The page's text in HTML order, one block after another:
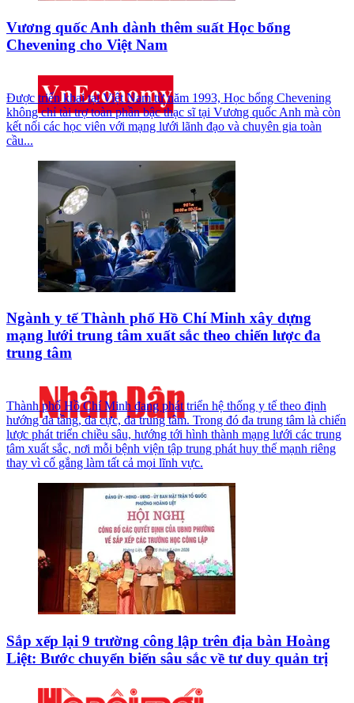
Vương quốc Anh dành thêm suất Học bổng
Chevening cho Việt Nam
Được triển khai tại Việt Nam từ năm 1993, Học bổng Chevening
không chỉ tài trợ toàn phần bậc thạc sĩ tại Vương quốc Anh mà còn
kết nối các học viên với mạng lưới lãnh đạo và chuyên gia toàn
cầu...
Ngành y tế Thành phố Hồ Chí Minh xây dựng
mạng lưới trung tâm xuất sắc theo chiến lược đa
trung tâm
Thành phố Hồ Chí Minh đang phát triển hệ thống y tế theo định
hướng đa tầng, đa cực, đa trung tâm. Trong đó đa trung tâm là chiến
lược phát triển chiều sâu, hướng tới hình thành mạng lưới các trung
tâm xuất sắc, nơi mỗi bệnh viện tập trung phát huy thế mạnh riêng
thay vì cố gắng làm tất cả mọi lĩnh vực.
Sắp xếp lại 9 trường công lập trên địa bàn Hoàng
Liệt: Bước chuyển biến sâu sắc về tư duy quản trị